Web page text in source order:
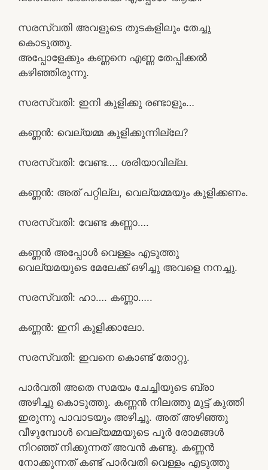
സരസ്വതി അവളുടെ തുടകളിലും തേച്ചു
കൊടുത്തു.
അപ്പോളേക്കും കണ്ണനെ എണ്ണ തേപ്പിക്കൽ
കഴിഞ്ഞിരുന്നു.
സരസ്വതി: ഇനി കുളിക്കു രണ്ടാളും…
കണ്ണൻ: വെല്യമ്മ കുളിക്കുന്നില്ലേ?
സരസ്വതി: വേണ്ട…. ശരിയാവില്ല.
കണ്ണൻ: അത് പറ്റില്ല, വെല്യമ്മയും കുളിക്കണം.
സരസ്വതി: വേണ്ട കണ്ണാ….
കണ്ണൻ അപ്പോൾ വെള്ളം എടുത്തു
വെല്യമയുടെ മേലേക്ക് ഒഴിച്ചു അവളെ നനച്ചു.
സരസ്വതി: ഹാ…. കണ്ണാ…..
കണ്ണൻ: ഇനി കുളിക്കാലോ.
സരസ്വതി: ഇവനെ കൊണ്ട് തോറ്റു.
പാർവതി അതെ സമയം ചേച്ചിയുടെ ബ്രാ
അഴിച്ചു കൊടുത്തു. കണ്ണൻ നിലത്തു മുട്ട് കുത്തി
ഇരുന്നു പാവാടയും അഴിച്ചു. അത് അഴിഞ്ഞു
വീഴുമ്പോൾ വെല്യമ്മയുടെ പൂർ രോമങ്ങൾ
നിറഞ്ഞ് നിക്കുന്നത് അവൻ കണ്ടു. കണ്ണൻ
നോക്കുന്നത് കണ്ട് പാർവതി വെള്ളം എടുത്തു